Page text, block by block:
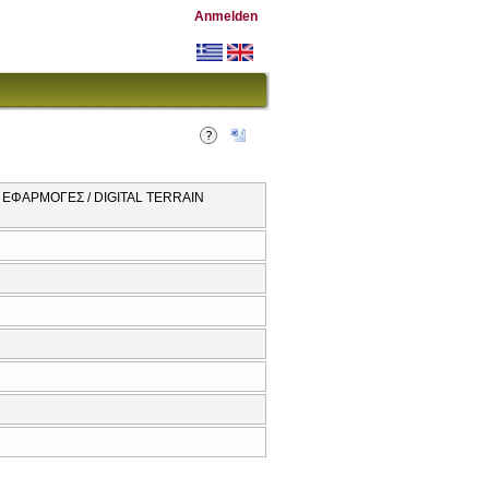
Anmelden
/ DIGITAL TERRAIN